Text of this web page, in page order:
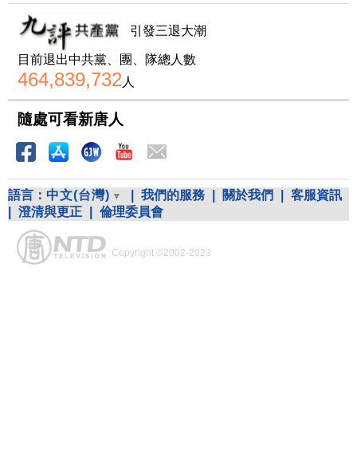
引發三退大潮
目前退出中共黨、團、隊總人數
464,839,732 人
隨處可看新唐人
語言： 中文(台灣) 我們的服務 關於我們
客服資訊
澄清與更正 倫理委員會
Copyright ©2002-2023